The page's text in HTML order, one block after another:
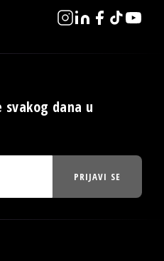
dana u
PRIJAVI SE